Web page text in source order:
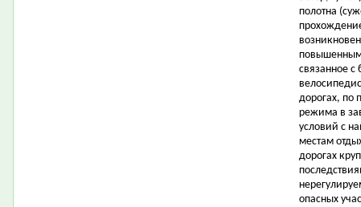
полотна
связанное с
дорогах, по
режима в
условий с
местам
дорогах
опасных